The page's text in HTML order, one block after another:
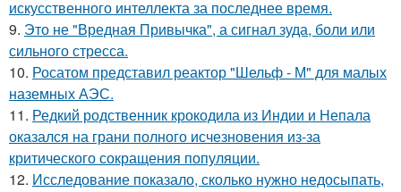
искусственного интеллекта за последнее время.
9. Это не "Вредная Привычка", а сигнал зуда, боли или
сильного стресса.
10. Росатом представил реактор "Шельф - М" для малых
наземных АЭС.
11. Редкий родственник крокодила из Индии и Непала
оказался на грани полного исчезновения из-за
критического сокращения популяции.
12. Исследование показало, сколько нужно недосыпать,